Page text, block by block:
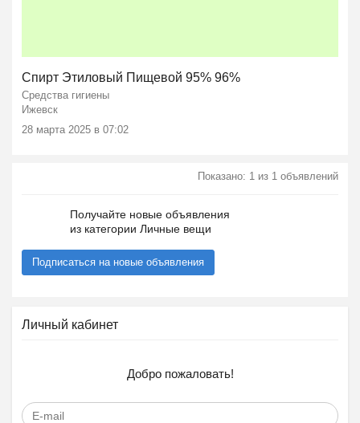
Спирт Этиловый Пищевой 95% 96%
Средства гигиены
Ижевск
28 марта 2025 в 07:02
Показано: 1 из 1 объявлений
Получайте новые объявления
из категории Личные вещи
Подписаться на новые объявления
Личный кабинет
Добро пожаловать!